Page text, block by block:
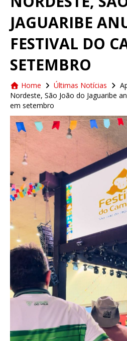
JAGUARIBE
FESTIVAL DO
SETEMBRO
Home Últimas Notícias
Nordeste, São João do Jaguaribe
em setembro